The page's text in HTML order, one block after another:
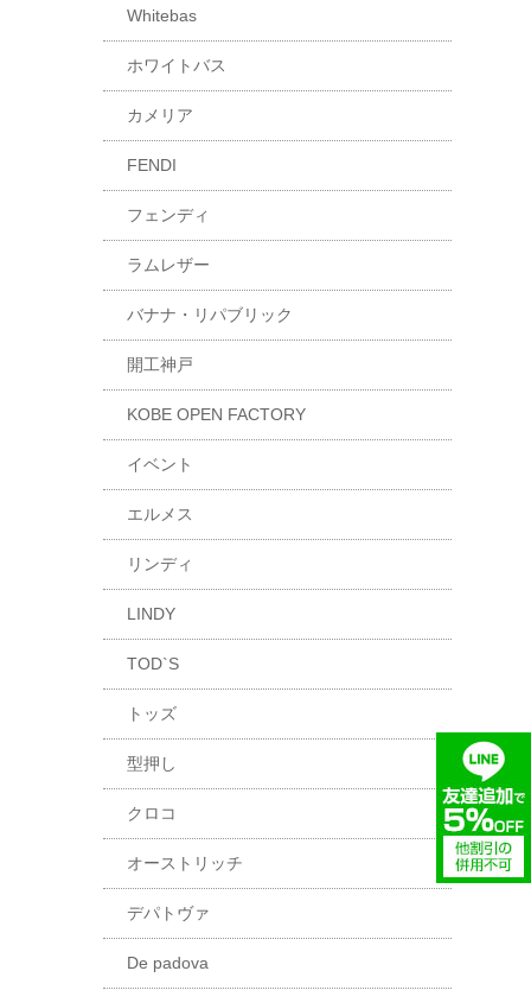
Whitebas
ホワイトバス
カメリア
FENDI
フェンディ
ラムレザー
バナナ・リパブリック
開工神戸
KOBE OPEN FACTORY
イベント
エルメス
リンディ
LINDY
TOD`S
トッズ
型押し
クロコ
オーストリッチ
デパトヴァ
De padova